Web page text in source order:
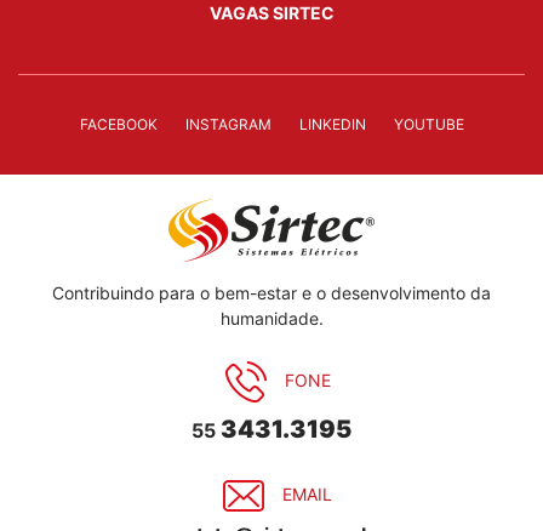
VAGAS SIRTEC
FACEBOOK INSTAGRAM LINKEDIN YOUTUBE
Contribuindo para o bem-estar e o desenvolvimento da
humanidade.
FONE
55 3431.3195
EMAIL